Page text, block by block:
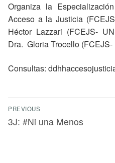
Organiza la
Acceso a la Justicia
Héctor Lazzari (FCEJS-
Dra. Gloria Trocello (FCEJS-
Consultas:
PREVIOUS
3J: #Ni una Menos